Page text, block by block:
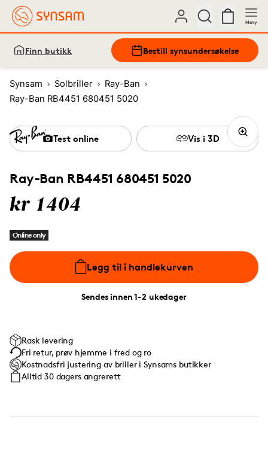
Meny
Finn butikk Bestill synsundersøkelse
Synsam Solbriller
Ray-Ban
Ray-Ban RB4451 680451 5020
Ray-Ban RB4451 680451 5020
kr 1404
Online only
Legg til i handlekurven
Sendes innen 1-2 ukedager
Test online Vis i 3D
Rask levering
Fri retur, prøv hjemme i fred og ro
Kostnadsfri justering av briller i Synsams butikker
Alltid 30 dagers angrerett